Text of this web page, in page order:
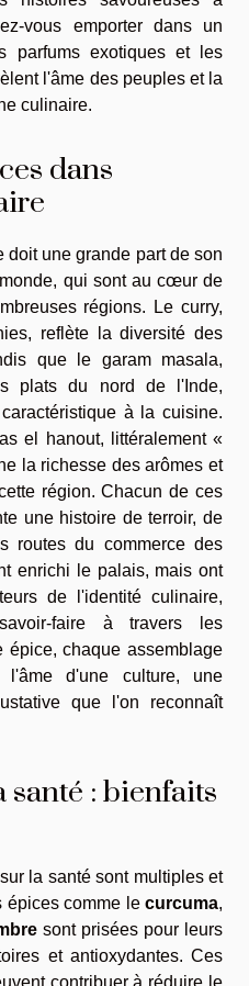
vous emporter dans un
parfums exotiques et les
l'âme des peuples et la
culinaire.
dans
doit une grande part de son
qui sont au cœur de
régions. Le curry,
reflète la diversité des
que le garam masala,
plats du nord de l'Inde,
à la cuisine.
el hanout, littéralement «
la richesse des arômes et
région. Chacun de ces
une histoire de terroir, de
routes du commerce des
enrichi le palais, mais ont
de l'identité culinaire,
faire à travers les
épice, chaque assemblage
d'une culture, une
que l'on reconnaît
santé : bienfaits
la santé sont multiples et
épices comme le curcuma,
sont prisées pour leurs
et antioxydantes. Ces